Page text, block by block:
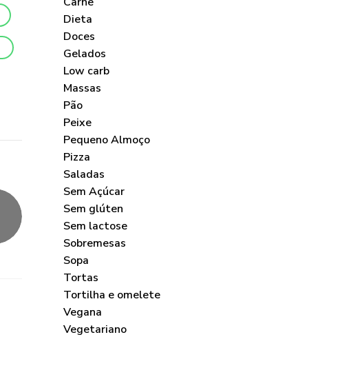
Dieta
Doces
Gelados
Low carb
Massas
Pão
Peixe
Pequeno Almoço
Pizza
Saladas
Sem Açúcar
Sem glúten
Sem lactose
Sobremesas
Sopa
Tortas
Tortilha e omelete
Vegana
Vegetariano